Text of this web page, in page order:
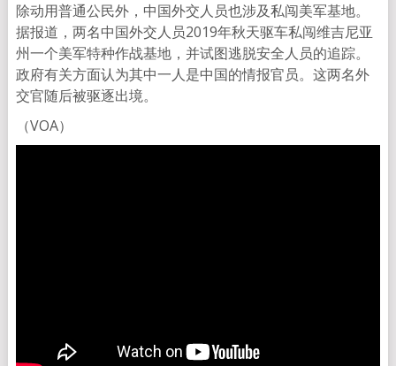
除动用普通公民外，中国外交人员也涉及私闯美军基地。
据报道，两名中国外交人员2019年秋天驱车私闯维吉尼亚
州一个美军特种作战基地，并试图逃脱安全人员的追踪。
政府有关方面认为其中一人是中国的情报官员。这两名外
交官随后被驱逐出境。
（VOA）